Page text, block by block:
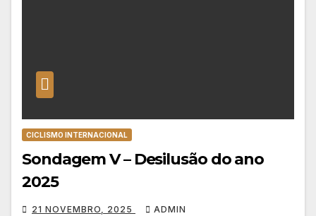
CICLISMO INTERNACIONAL
Sondagem V – Desilusão do ano
2025
21 NOVEMBRO, 2025 ADMIN